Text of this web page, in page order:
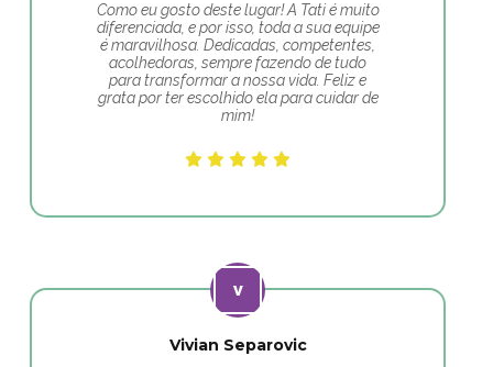
Como eu gosto deste lugar! A Tati é muito
diferenciada, e por isso, toda a sua equipe
é maravilhosa. Dedicadas, competentes,
acolhedoras, sempre fazendo de tudo
para transformar a nossa vida. Feliz e
grata por ter escolhido ela para cuidar de
mim!
Vivian Separovic